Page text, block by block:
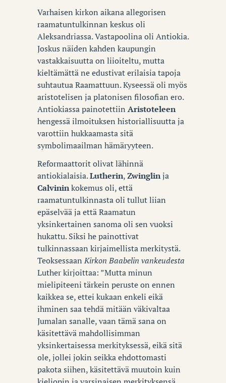
Varhaisen kirkon aikana allegorisen
raamatuntulkinnan keskus oli
Aleksandriassa. Vastapoolina oli Antiokia.
Joskus näiden kahden kaupungin
vastakkaisuutta on liioiteltu, mutta
kieltämättä ne edustivat erilaisia tapoja
suhtautua Raamattuun. Kyseessä oli myös
aristotelisen ja platonisen filosofian ero.
Antiokiassa painotettiin Aristoteleen
hengessä ilmoituksen historiallisuutta ja
varottiin hukkaamasta sitä
symbolimaailman hämäryyteen.
Reformaattorit olivat lähinnä
antiokialaisia.Lutherin,Zwinglinja
Calvininkokemus oli, että
raamatuntulkinnasta oli tullut liian
epäselvää ja että Raamatun
yksinkertainen sanoma oli sen vuoksi
hukattu. Siksi he painottivat
tulkinnassaan kirjaimellista merkitystä.
TeoksessaanKirkon Baabelin vankeudesta
Luther kirjoittaa: ”Mutta minun
mielipiteeni tärkein peruste on ennen
kaikkea se, ettei kukaan enkeli eikä
ihminen saa tehdä mitään väkivaltaa
Jumalan sanalle, vaan tämä sana on
käsitettävä mahdollisimman
yksinkertaisessa merkityksessä, eikä sitä
ole, jollei jokin seikka ehdottomasti
pakota siihen, käsitettävä muutoin kuin